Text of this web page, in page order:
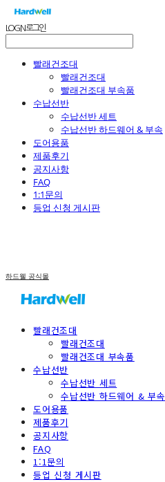
LOG IN로그인
빨래건조대
빨래건조대
빨래건조대 부속품
수납선반
수납선반 세트
수납선반 하드웨어 & 부속
도어용품
제품후기
공지사항
FAQ
1:1문의
등업 신청 게시판
하드웰 공식몰
빨래건조대
빨래건조대
빨래건조대 부속품
수납선반
수납선반 세트
수납선반 하드웨어 & 부속
도어용품
제품후기
공지사항
FAQ
1:1문의
등업 신청 게시판